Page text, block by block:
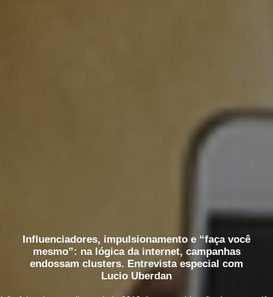
Influenciadores, impulsionamento e “faça você
mesmo”: na lógica da internet, campanhas
endossam clusters. Entrevista especial com
Lucio Uberdan